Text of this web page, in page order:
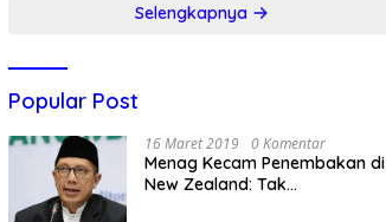
Selengkapnya
Popular Post
16 Maret 2019 0 Komentar
Menag Kecam Penembakan di
New Zealand: Tak